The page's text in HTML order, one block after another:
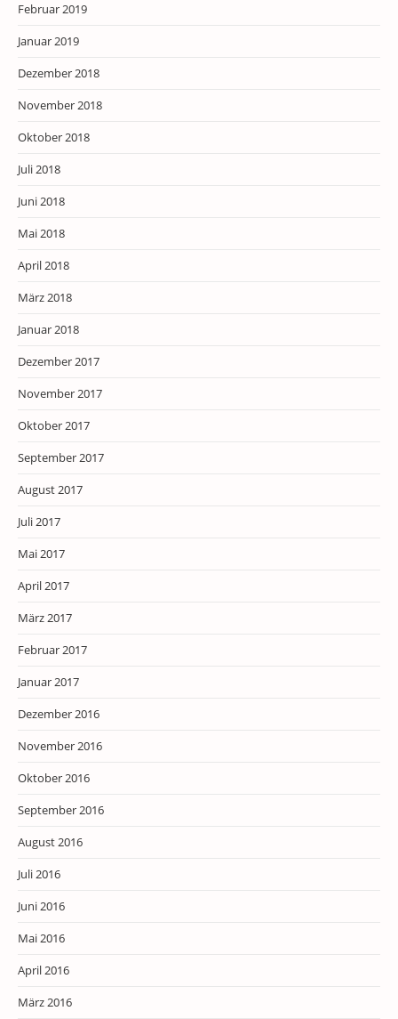
Februar 2019
Januar 2019
Dezember 2018
November 2018
Oktober 2018
Juli 2018
Juni 2018
Mai 2018
April 2018
März 2018
Januar 2018
Dezember 2017
November 2017
Oktober 2017
September 2017
August 2017
Juli 2017
Mai 2017
April 2017
März 2017
Februar 2017
Januar 2017
Dezember 2016
November 2016
Oktober 2016
September 2016
August 2016
Juli 2016
Juni 2016
Mai 2016
April 2016
März 2016